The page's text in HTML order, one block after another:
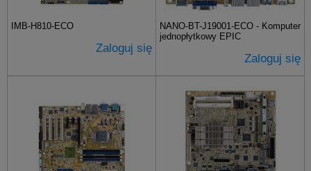
IMB-H810-ECO
Zaloguj się
NANO-BT-J19001-ECO - Komputer
jednopłytkowy EPIC
Zaloguj się